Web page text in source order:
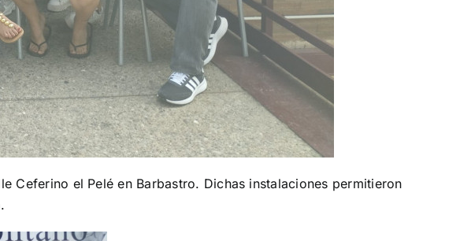
Ceferino el Pelé en Barbastro. Dichas instalaciones permitieron